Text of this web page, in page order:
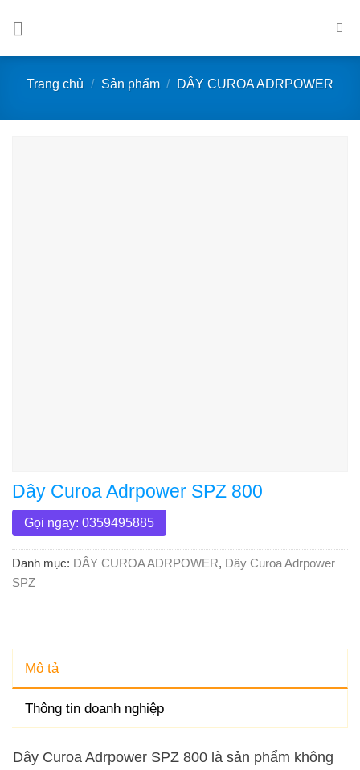
Trang chủ / Sản phẩm / DÂY CUROA ADRPOWER
Dây Curoa Adrpower SPZ 800
Gọi ngay: 0359495885
Danh mục: DÂY CUROA ADRPOWER, Dây Curoa Adrpower
SPZ
Mô tả
Thông tin doanh nghiệp
Dây Curoa Adrpower SPZ 800 là sản phẩm không